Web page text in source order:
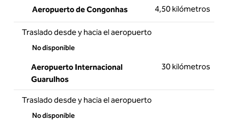
Aeropuerto de Congonhas 4,50 kilómetros
Traslado desde y hacia el aeropuerto
No disponible
Aeropuerto Internacional
Guarulhos
30 kilómetros
Traslado desde y hacia el aeropuerto
No disponible